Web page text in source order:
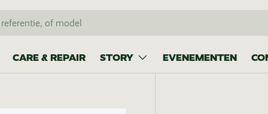
CARE & REPAIR STORY EVENEMENTEN